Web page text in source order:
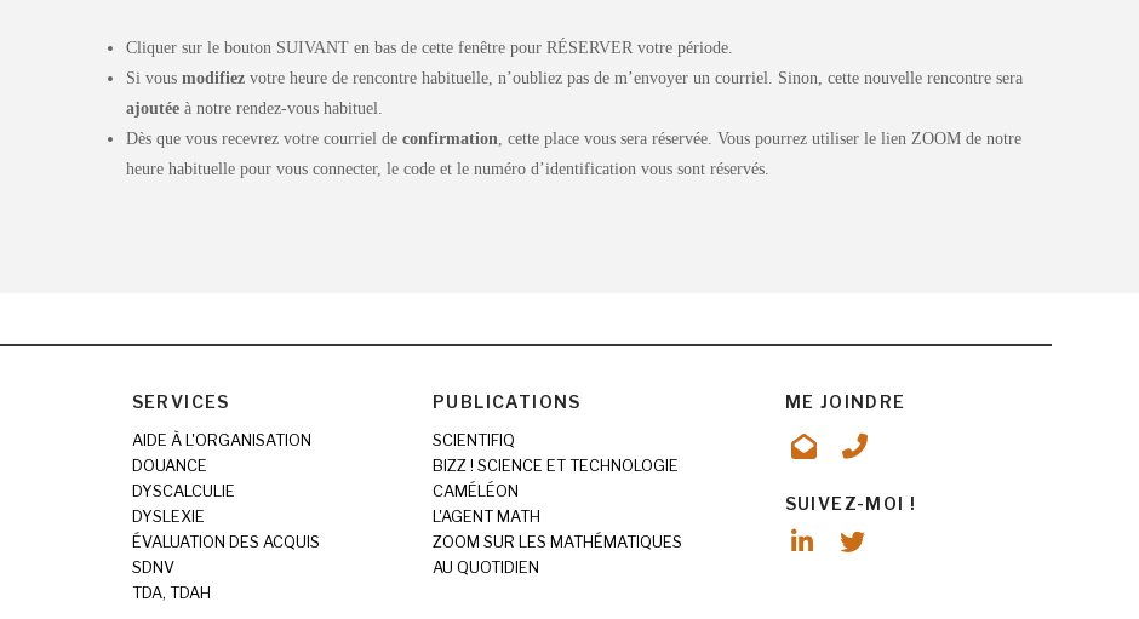
Cliquer sur le bouton SUIVANT en bas de cette fenêtre pour RÉSERVER votre période.
Si vousmodifiez votre heure de rencontre habituelle, n’oubliez pas de m’envoyer un courriel. Sinon, cette nouvelle rencontre sera
ajoutée à notre rendez-vous habituel.
Dès que vous recevrez votre courriel deconfirmation, cette place vous sera réservée. Vous pourrez utiliser le lien ZOOM de notre
heure habituelle pour vous connecter, le code et le numéro d’identification vous sont réservés.
SERVICES
AIDE À L'ORGANISATION
DOUANCE
DYSCALCULIE
DYSLEXIE
ÉVALUATION DES ACQUIS
SDNV
TDA, TDAH
PUBLICATIONS
SCIENTIFIQ
BIZZ ! SCIENCE ET TECHNOLOGIE
CAMÉLÉON
L'AGENT MATH
ZOOM SUR LES MATHÉMATIQUES
AU QUOTIDIEN
ME JOINDRE
SUIVEZ-MOI !